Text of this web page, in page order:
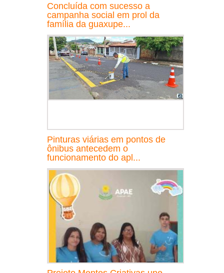
Concluída com sucesso a
campanha social em prol da
família da guaxupe...
Pinturas viárias em pontos de
ônibus antecedem o
funcionamento do apl...